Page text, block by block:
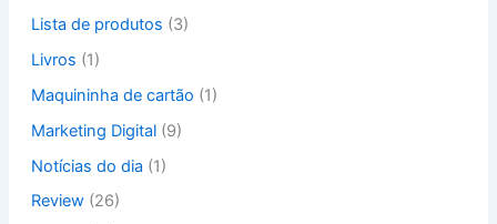
Lista de produtos (3)
Livros (1)
Maquininha de cartão (1)
Marketing Digital(9)
Notícias do dia (1)
Review(26)